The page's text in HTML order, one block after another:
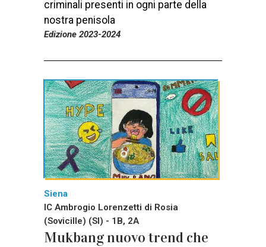
criminali presenti in ogni parte della
nostra penisola
Edizione 2023-2024
Siena
IC Ambrogio Lorenzetti di Rosia
(Sovicille) (SI) - 1B, 2A
Mukbang nuovo trend che